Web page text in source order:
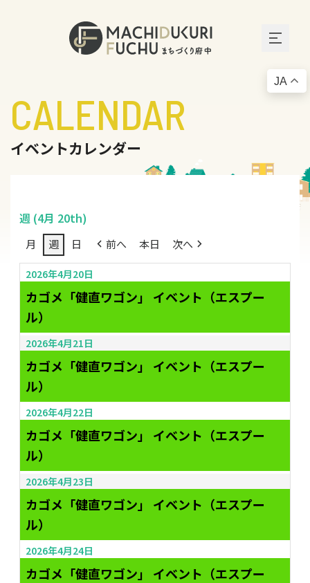
CALENDAR
イベントカレンダー
週 (4月 20th)
月 週 日 前へ 本日 次へ
2026年4月20日
カゴメ「健直ワゴン」 イベント（エスプー
ル）
2026年4月21日
カゴメ「健直ワゴン」 イベント（エスプー
ル）
2026年4月22日
カゴメ「健直ワゴン」 イベント（エスプー
ル）
2026年4月23日
カゴメ「健直ワゴン」 イベント（エスプー
ル）
2026年4月24日
カゴメ「健直ワゴン」 イベント（エスプー
JA